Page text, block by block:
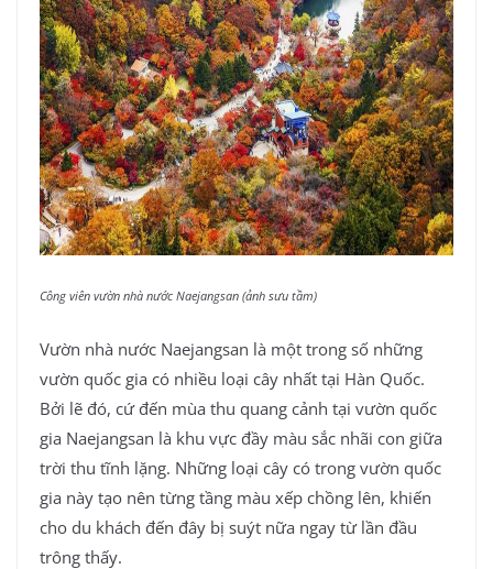
Công viên vườn nhà nước Naejangsan (ảnh sưu tầm)
Vườn nhà nước Naejangsan là một trong số những
vườn quốc gia có nhiều loại cây nhất tại Hàn Quốc.
Bởi lẽ đó, cứ đến mùa thu quang cảnh tại vườn quốc
gia Naejangsan là khu vực đầy màu sắc nhãi con giữa
trời thu tĩnh lặng. Những loại cây có trong vườn quốc
gia này tạo nên từng tầng màu xếp chồng lên, khiến
cho du khách đến đây bị suýt nữa ngay từ lần đầu
trông thấy.